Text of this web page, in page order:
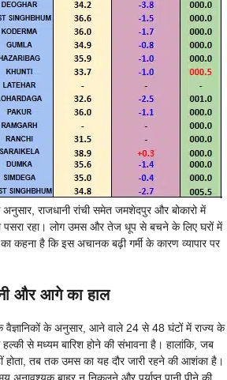
अनुसार, राजधानी रांची समेत जमशेदपुर और बोकारो में
पसरा रहा। लोग उमस और तेज धूप से बचने के लिए घरों में
कहना है कि इस अचानक बढ़ी गर्मी के कारण व्यापार पर
और आगे का हाल
के वैज्ञानिकों के अनुसार, आने वाले 24 से 48 घंटों में राज्य के
से मध्यम बारिश होने की संभावना है। हालांकि, जब
होता, तब तक उमस का यह दौर जारी रहने की आशंका है।